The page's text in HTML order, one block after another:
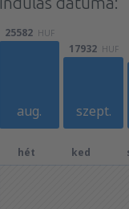
aug.
25582 HUF
szept.
17932 HUF
hét ked